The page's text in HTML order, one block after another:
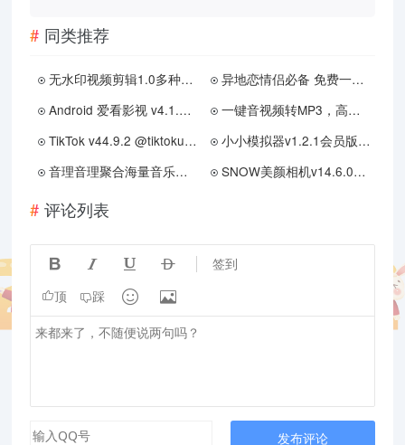
同类推荐
无水印视频剪辑1.0多种剪辑功能多功能APP
异地恋情侣必备 免费一起看的小工具
Android 爱看影视 v4.1.9 去广告纯净版
一键音视频转MP3，高音质兼容车载音响
TikTok v44.9.2 @tiktokupdatez 解锁修改版
小小模拟器v1.2.1会员版（重温经典街机的终极平台）
音理音理聚合海量音乐支持下载
SNOW美颜相机v14.6.0解锁高级版
评论列表
    签到
顶 踩  
发布评论